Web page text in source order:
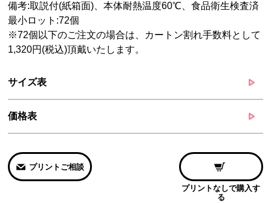
備考:取説付(紙箱面)、本体耐熱温度60℃、食品衛生検査済
最小ロット:72個
※72個以下のご注文の場合は、カートン割れ手数料として
1,320円(税込)頂戴いたします。
サイズ表
価格表
プリントご相談
プリントなしで購入す
る